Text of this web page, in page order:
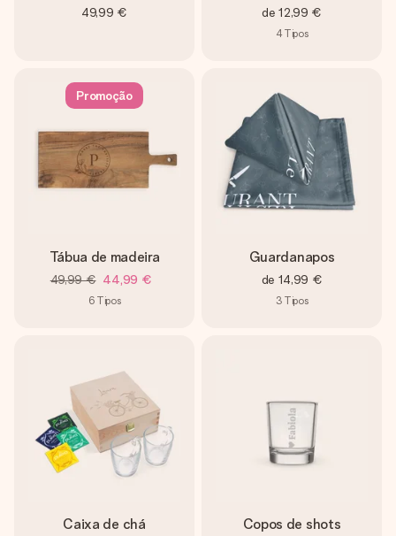
49,99 € de 12,99 €
4Tipos
Promoção
Tábua de madeira
49,99 € 44,99 €
6 Tipos
Guardanapos
de 14,99 €
3 Tipos
Caixa de chá Copos de shots